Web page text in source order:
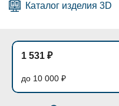
Каталог изделия 3D
1 531 ₽
до 10 000 ₽